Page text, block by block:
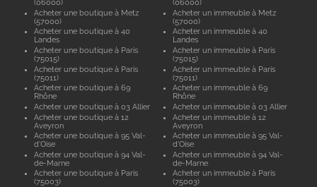
(06000)
Acheter une boutique à Metz
(57000)
Acheter une boutique à 40
Landes
Acheter une boutique à Paris
(75015)
Acheter une boutique à Paris
(75011)
Acheter une boutique à 69
Rhône
Acheter une boutique à 03 Allier
Acheter une boutique à 12
Aveyron
Acheter une boutique à 95 Val-
d'Oise
Acheter une boutique à 94 Val-
de-Marne
Acheter une boutique à Paris
(75003)
(06000)
Acheter un immeuble à Metz
(57000)
Acheter un immeuble à 40
Landes
Acheter un immeuble à Paris
(75015)
Acheter un immeuble à Paris
(75011)
Acheter un immeuble à 69
Rhône
Acheter un immeuble à 03 Allier
Acheter un immeuble à 12
Aveyron
Acheter un immeuble à 95 Val-
d'Oise
Acheter un immeuble à 94 Val-
de-Marne
Acheter un immeuble à Paris
(75003)